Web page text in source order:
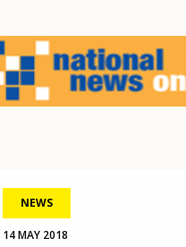
NEWS
14 MAY 2018